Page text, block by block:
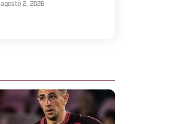
agosto 2, 2026